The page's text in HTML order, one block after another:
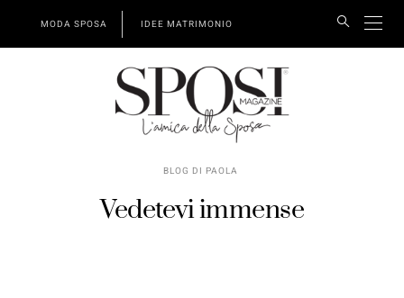
MODA SPOSA IDEE MATRIMONIO
BLOG DI PAOLA
Vedetevi immense